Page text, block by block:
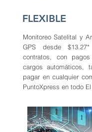
FLEXIBLE
Monitoreo Satelital y
GPS desde
contratos, con
cargos automáticos,
pagar en cualquier
PuntoXpress en todo El